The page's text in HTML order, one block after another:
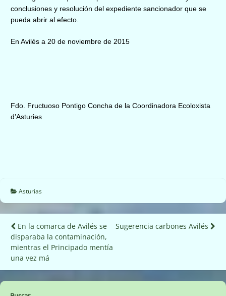
conclusiones y resolución del expediente sancionador que se
pueda abrir al efecto.
En Avilés a 20 de noviembre de 2015
Fdo. Fructuoso Pontigo Concha de la Coordinadora Ecoloxista
d’Asturies
Asturias
Navegación
de
entradas
En la comarca de Avilés se
disparaba la contaminación,
mientras el Principado mentía
una vez má
Sugerencia carbones Avilés